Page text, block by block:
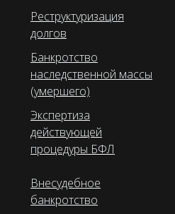
Реструктуризация
долгов
Банкротство
наследственной массы
(умершего)
Экспертиза
действующей
процедуры БФЛ
Внесудебное
банкротство